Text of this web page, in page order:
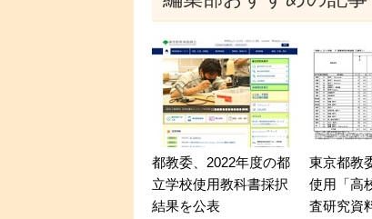
都教委、2022年度の都
立学校使用教科書採択
結果を公表
東京都教
使用「高
査研究資